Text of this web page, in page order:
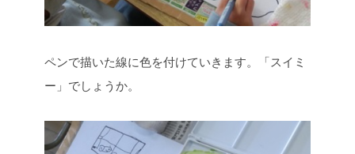
ペンで描いた線に色を付けていきます。「スイミ
ー」でしょうか。